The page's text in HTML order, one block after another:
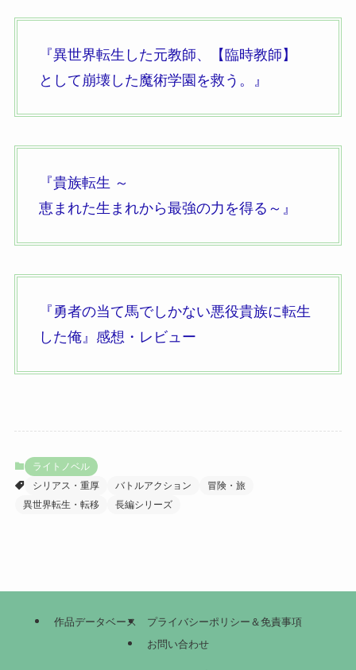
『異世界転生した元教師、
【臨時教師】
として崩壊した魔術学園を救う。
』
『貴族転生 ～
恵まれた生まれから最強の力を得る～』
『勇者の当て馬でしかない悪役貴族に転生
した俺』 感想・レビュー
ライトノベル
シリアス・重厚
バトルアクション
冒険・旅
異世界転生・転移
長編シリーズ
作品データベース
プライバシーポリシー＆免責事項
お問い合わせ